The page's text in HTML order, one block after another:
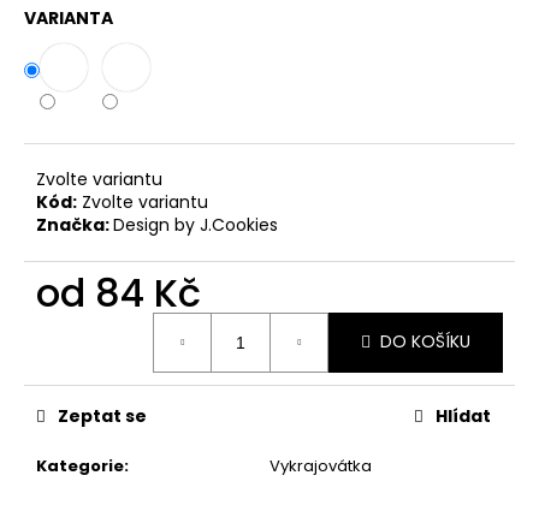
VARIANTA
Zvolte variantu
Kód: Zvolte variantu
Značka:Design by J.Cookies
od 84 Kč
DO KOŠÍKU
Kategorie: Vykrajovátka
Zeptat se Hlídat
D
o
p
o
č
u
m
e
VYKRAJOVÁTKA